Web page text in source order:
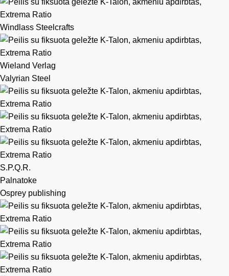
Windlass Steelcrafts
Wieland Verlag
Valyrian Steel
S.P.Q.R.
Palnatoke
Osprey publishing